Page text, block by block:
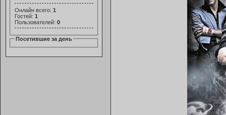
Онлайн всего: 1
Гостей: 1
Пользователей: 0
Посетившие за день